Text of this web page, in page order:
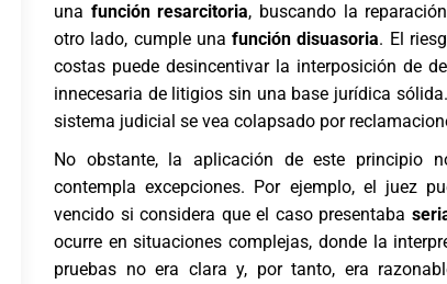
una función resarcitoria, buscando la
otro lado, cumple unafunción disuasoria. El
costas puede desincentivar la interposición de
innecesaria de litigios sin una base jurídica
sistema judicial se vea colapsado por
No obstante, la aplicación de este principio
contempla excepciones. Por ejemplo, el juez
vencido si considera que el caso presentaba
ocurre en situaciones complejas, donde la
pruebas no era clara y, por tanto, era